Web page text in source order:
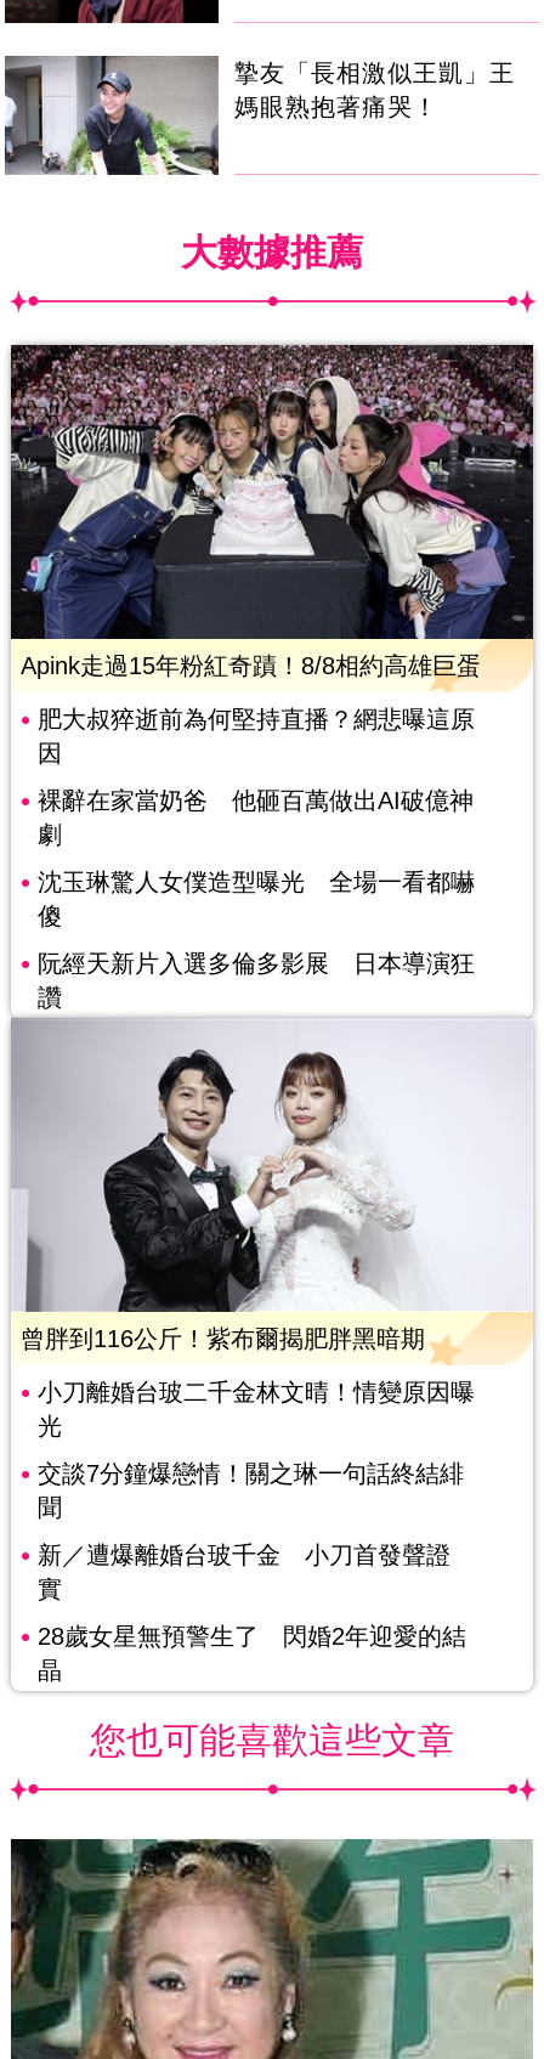
摯友「長相激似王凱」王
媽眼熟抱著痛哭！
大數據推薦
Apink走過15年粉紅奇蹟！8/8相約高雄巨蛋
肥大叔猝逝前為何堅持直播？網悲曝這原
因
裸辭在家當奶爸 他砸百萬做出AI破億神
劇
沈玉琳驚人女僕造型曝光 全場一看都嚇
傻
阮經天新片入選多倫多影展 日本導演狂
讚
曾胖到116公斤！紫布爾揭肥胖黑暗期
小刀離婚台玻二千金林文晴！情變原因曝
光
交談7分鐘爆戀情！關之琳一句話終結緋
聞
新／遭爆離婚台玻千金 小刀首發聲證
實
28歲女星無預警生了 閃婚2年迎愛的結
晶
您也可能喜歡這些文章